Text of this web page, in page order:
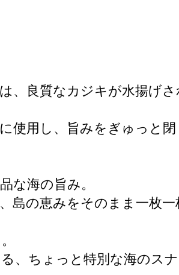
、良質なカジキが水揚げ
使用し、旨みをぎゅっと
な海の旨み。
島の恵みをそのまま一枚一
、ちょっと特別な海のスナ